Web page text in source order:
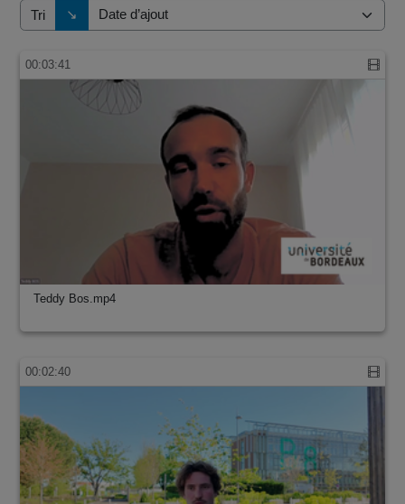
Tri ↘
Direction de tri
00:03:41
Teddy Bos.mp4
00:02:40